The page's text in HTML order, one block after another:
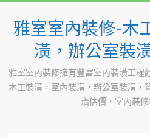
content
雅室室內裝修-木
潢，辦公室裝
雅室室內裝修擁有豐富室內裝潢工程
木工裝潢，室內裝潢，辦公室裝潢，
潢估價，室內裝修